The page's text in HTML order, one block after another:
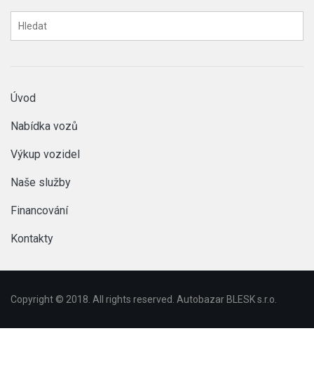
Úvod
Nabídka vozů
Výkup vozidel
Naše služby
Financování
Kontakty
Copyright © 2018. All rights reserved. Autobazar BLESK s.r.o.